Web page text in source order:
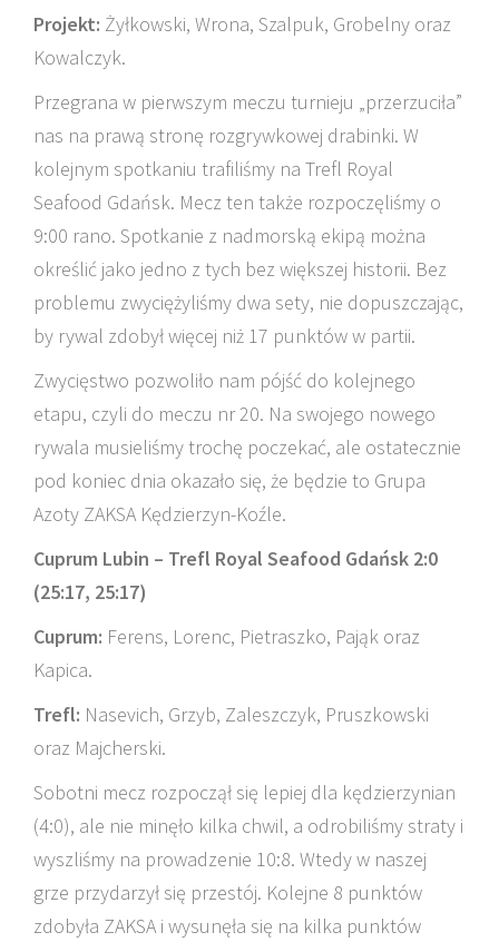
Projekt: Żyłkowski, Wrona, Szalpuk, Grobelny oraz
Kowalczyk.
Przegrana w pierwszym meczu turnieju „przerzuciła”
nas na prawą stronę rozgrywkowej drabinki. W
kolejnym spotkaniu trafiliśmy na Trefl Royal
Seafood Gdańsk. Mecz ten także rozpoczęliśmy o
9:00 rano. Spotkanie z nadmorską ekipą można
określić jako jedno z tych bez większej historii. Bez
problemu zwyciężyliśmy dwa sety, nie dopuszczając,
by rywal zdobył więcej niż 17 punktów w partii.
Zwycięstwo pozwoliło nam pójść do kolejnego
etapu, czyli do meczu nr 20. Na swojego nowego
rywala musieliśmy trochę poczekać, ale ostatecznie
pod koniec dnia okazało się, że będzie to Grupa
Azoty ZAKSA Kędzierzyn-Koźle.
Cuprum Lubin – Trefl Royal Seafood Gdańsk 2:0
(25:17, 25:17)
Cuprum: Ferens, Lorenc, Pietraszko, Pająk oraz
Kapica.
Trefl: Nasevich, Grzyb, Zaleszczyk, Pruszkowski
oraz Majcherski.
Sobotni mecz rozpoczął się lepiej dla kędzierzynian
(4:0), ale nie minęło kilka chwil, a odrobiliśmy straty i
wyszliśmy na prowadzenie 10:8. Wtedy w naszej
grze przydarzył się przestój. Kolejne 8 punktów
zdobyła ZAKSA i wysunęła się na kilka punktów